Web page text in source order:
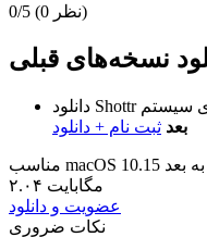
0/5 (0 نظر)
دانلود Shottr
بعد ثبت نام + دانلود
مناسب macOS 10.15 به بعد
۲.۰۴ مگابایت
عضویت و دانلود
نکات ضروری